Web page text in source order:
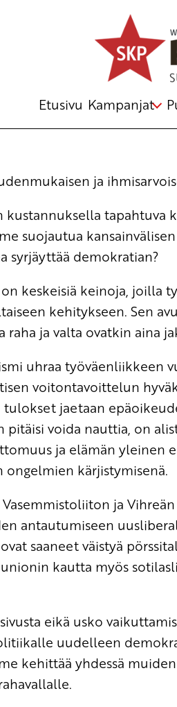
Etusivu Kampanjat
ja
ja
tapahtuva
suojautua
syrjäyttää demokratian?
keskeisiä keinoja, joilla
kehitykseen. Sen
ja valta ovatkin aina
uhraa työväenliikkeen
voitontavoittelun
jaetaan
voida nauttia, on
ja elämän yleinen
kärjistymisenä.
ja
antautumiseen
saaneet väistyä
kautta myös
eikä usko
uudelleen
kehittää yhdessä